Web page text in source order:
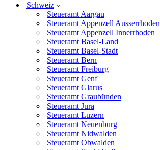
Schweiz
Steueramt Aargau
Steueramt Appenzell Ausserrhoden
Steueramt Appenzell Innerrhoden
Steueramt Basel-Land
Steueramt Basel-Stadt
Steueramt Bern
Steueramt Freiburg
Steueramt Genf
Steueramt Glarus
Steueramt Graubünden
Steueramt Jura
Steueramt Luzern
Steueramt Neuenburg
Steueramt Nidwalden
Steueramt Obwalden